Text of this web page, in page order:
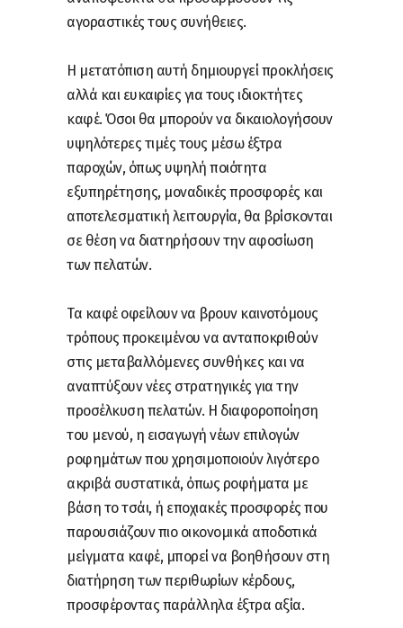
αγοραστικές τους συνήθειες.
Η μετατόπιση αυτή δημιουργεί προκλήσεις
αλλά και ευκαιρίες για τους ιδιοκτήτες
καφέ. Όσοι θα μπορούν να δικαιολογήσουν
υψηλότερες τιμές τους μέσω έξτρα
παροχών, όπως υψηλή ποιότητα
εξυπηρέτησης, μοναδικές προσφορές και
αποτελεσματική λειτουργία, θα βρίσκονται
σε θέση να διατηρήσουν την αφοσίωση
των πελατών.
Τα καφέ οφείλουν να βρουν καινοτόμους
τρόπους προκειμένου να ανταποκριθούν
στις μεταβαλλόμενες συνθήκες και να
αναπτύξουν νέες στρατηγικές για την
προσέλκυση πελατών. Η διαφοροποίηση
του μενού, η εισαγωγή νέων επιλογών
ροφημάτων που χρησιμοποιούν λιγότερο
ακριβά συστατικά, όπως ροφήματα με
βάση το τσάι, ή εποχιακές προσφορές που
παρουσιάζουν πιο οικονομικά αποδοτικά
μείγματα καφέ, μπορεί να βοηθήσουν στη
διατήρηση των περιθωρίων κέρδους,
προσφέροντας παράλληλα έξτρα αξία.